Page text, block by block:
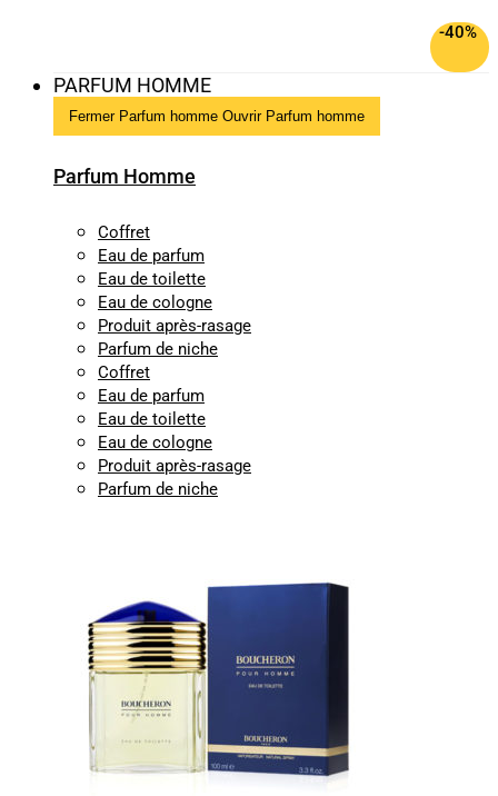
-40%
PARFUM HOMME
Fermer Parfum homme Ouvrir Parfum homme
Parfum Homme
Coffret
Eau de parfum
Eau de toilette
Eau de cologne
Produit après-rasage
Parfum de niche
Coffret
Eau de parfum
Eau de toilette
Eau de cologne
Produit après-rasage
Parfum de niche